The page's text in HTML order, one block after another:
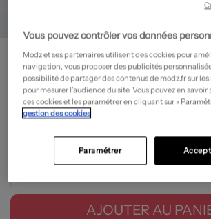
ROXY
Pantalon flare - Stretch- Outlet
28,80€
Prix boutique : 72,00€ -60%
Guide des tailles
AJOUTER AU
Vous pouvez contrôler vos données
Modz et ses partenaires utilisent des cookies pour
navigation, vous proposer des publicités
possibilité de partager des contenus de modz.fr sur les
pour mesurer l’audience du site. Vous pouvez en
ces cookies et les paramétrer en cliquant sur «
gestion des cookies
Paramétrer